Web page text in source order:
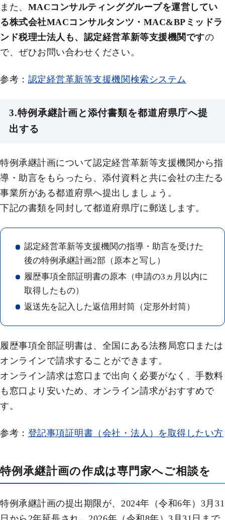
また、 MACコンサルティンググループを運営してい
る株式会社MACコンサルタンツ・MAC&BPミッドラ
ンド税理士法人も、認定経営革新等支援機関ですの
で、ぜひお問い合わせください。
参考： 認定経営革新等支援機関検索システム
3.特例承継計画と添付書類を都道府県庁へ提
出する
特例承継計画について認定経営革新等支援機関から指
導・助言をもらったら、添付資料と共に会社の主たる
事業所がある都道府県へ提出しましょう。
下記の書類を同封して都道府県庁に郵送します。
認定経営革新等支援機関の指導・助言を受けた
後の特例承継計画2部（原本と写し）
履歴事項全部証明書の原本（申請の3ヵ月以内に
取得したもの）
返送先を記入した返信用封筒（定形外封筒）
履歴事項全部証明書は、全国にある法務局窓口または
オンラインで請求することができます。
オンライン請求は窓口まで出向く必要がなく、手数料
も窓口より安いため、オンライン請求がおすすめで
す。
参考： 登記事項証明書（会社・法人）を取得したい方
特例承継計画の作成は専門家へご相談を
特例承継計画の提出期限が、2024年（令和6年）3月31